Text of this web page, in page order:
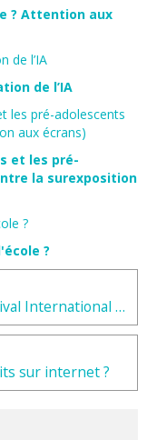
? Attention aux
de l’IA
et les pré-
la surexposition
?
[AGENDA] Village des Enfants - Festival International du Court Métrage 2023
sur internet ?